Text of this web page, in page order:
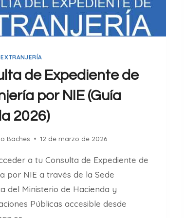
EXTRANJERÍA
de Expediente de
por NIE (Guía
2026)
Baches 12 de marzo de 2026
a tu Consulta de Expediente de
por NIE a través de la Sede
del Ministerio de Hacienda y
Públicas accesible desde